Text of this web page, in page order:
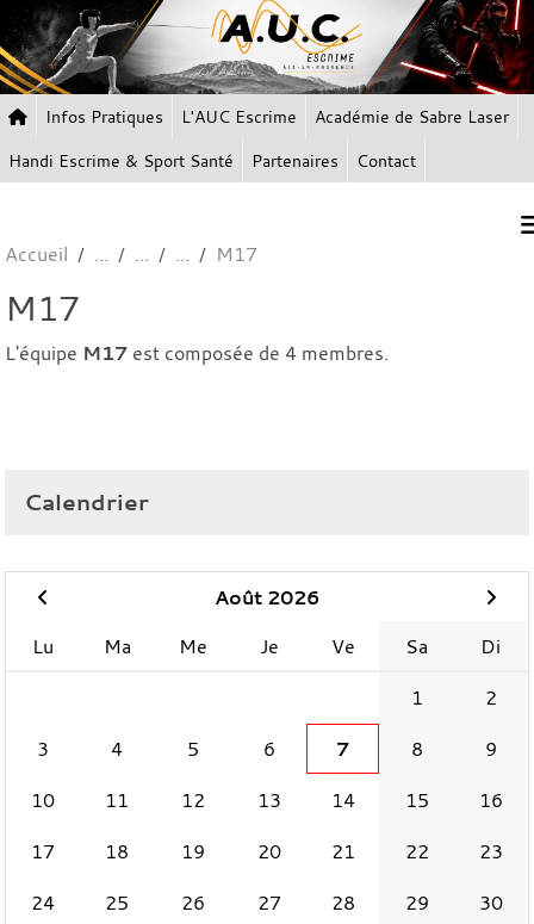
Infos Pratiques L'AUC Escrime
Académie de Sabre Laser
Handi Escrime & Sport Santé
Partenaires Contact
Accueil M17
M17
L'équipe M17 est composée de 4 membres.
Calendrier
Août 2026
Lu
Ma Me Je Ve Sa
Di
1
2
3
4 5 6 7 8
9
10
11 12 13 14 15
16
17
18 19 20 21 22
23
24
25 26 27 28 29
30
Panneau de gestion des cookies